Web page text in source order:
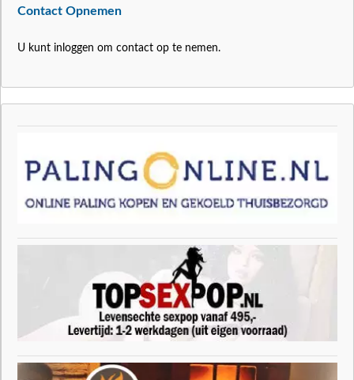
Contact Opnemen
U kunt inloggen om contact op te nemen.